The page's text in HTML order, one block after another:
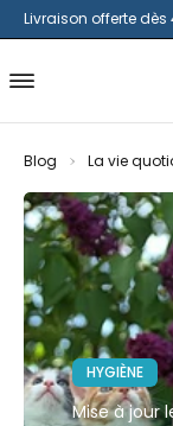
Livraison offerte
Ouvrir
le
menu
de
navigation
Blog La vie
HYGIÈNE
Mise à jour